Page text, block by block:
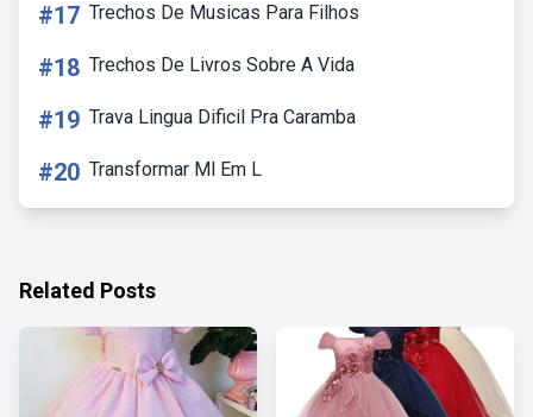
#17 Trechos De Musicas Para Filhos
#18 Trechos De Livros Sobre A Vida
#19 Trava Lingua Dificil Pra Caramba
#20 Transformar Ml Em L
Related Posts